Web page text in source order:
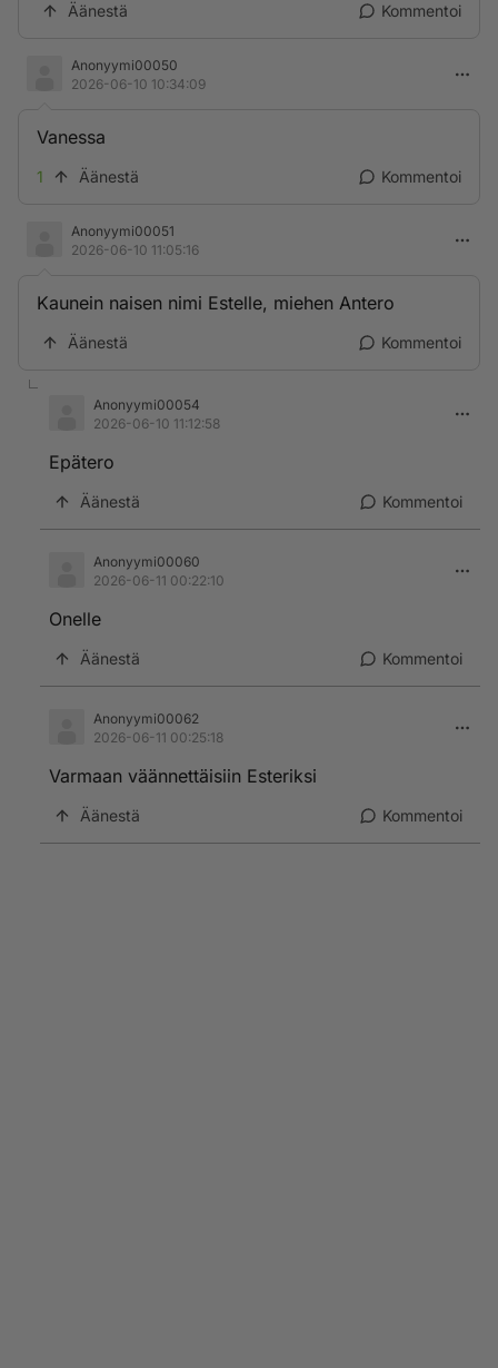
Äänestä Kommentoi
Anonyymi00050
2026-06-10 10:34:09
Vanessa
1 Äänestä Kommentoi
Anonyymi00051
2026-06-10 11:05:16
Kaunein naisen nimi Estelle, miehen Antero
Äänestä Kommentoi
Anonyymi00054
2026-06-10 11:12:58
Epätero
Äänestä Kommentoi
Anonyymi00060
2026-06-11 00:22:10
Onelle
Äänestä Kommentoi
Anonyymi00062
2026-06-11 00:25:18
Varmaan väännettäisiin Esteriksi
Äänestä Kommentoi